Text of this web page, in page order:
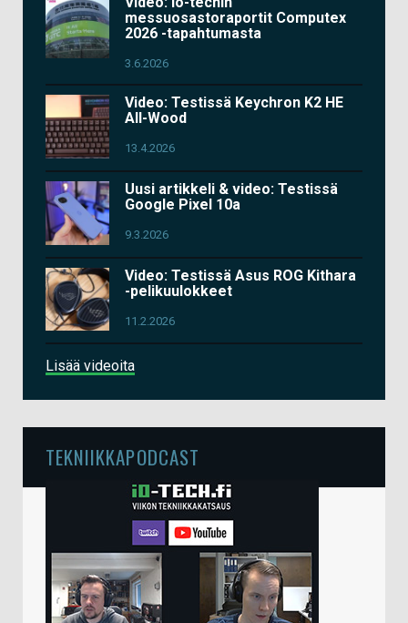
messuosastoraportit Computex
2026 -tapahtumasta
3.6.2026
Video: Testissä Keychron K2 HE
All-Wood
13.4.2026
Uusi artikkeli & video: Testissä
Google Pixel 10a
9.3.2026
Video: Testissä Asus ROG Kithara
-pelikuulokkeet
11.2.2026
Lisää videoita
TEKNIIKKAPODCAST